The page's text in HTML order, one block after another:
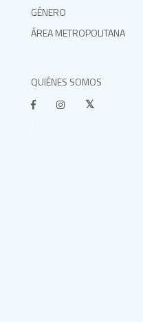
GÉNERO
ÁREA METROPOLITANA
QUIÉNES SOMOS